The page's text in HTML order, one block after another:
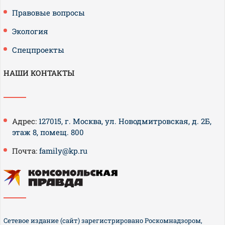
Правовые вопросы
Экология
Спецпроекты
НАШИ КОНТАКТЫ
Адрес: 127015, г. Москва, ул. Новодмитровская, д. 2Б,
этаж 8, помещ. 800
Почта: family@kp.ru
Сетевое издание (сайт) зарегистрировано Роскомнадзором,